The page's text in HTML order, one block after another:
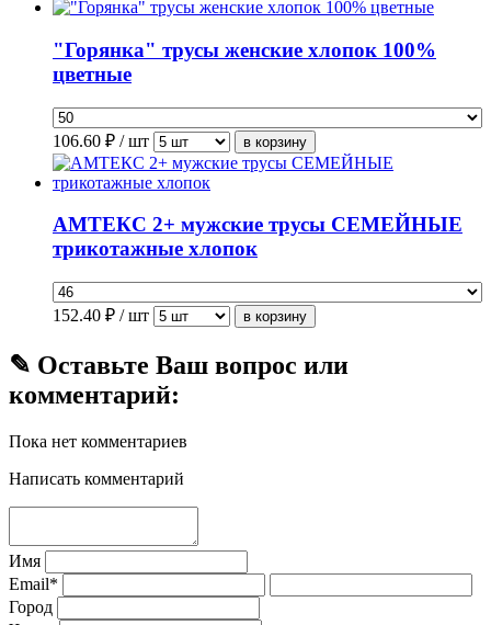
"Горянка" трусы женские хлопок 100%
цветные
106.60 ₽ / шт
АМТЕКС 2+ мужские трусы СЕМЕЙНЫЕ
трикотажные хлопок
152.40 ₽ / шт
✎ Оставьте Ваш вопрос или
комментарий:
Пока нет комментариев
Написать комментарий
Имя
Email*
Город